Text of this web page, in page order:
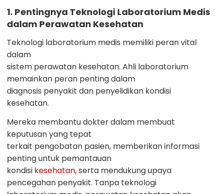
1. Pentingnya Teknologi Laboratorium Medis
dalam Perawatan Kesehatan
Teknologi laboratorium medis memiliki peran vital
dalam
sistem perawatan kesehatan. Ahli laboratorium
memainkan peran penting dalam
diagnosis penyakit dan penyelidikan kondisi
kesehatan.
Mereka membantu dokter dalam membuat
keputusan yang tepat
terkait pengobatan pasien, memberikan informasi
penting untuk pemantauan
kondisi kesehatan, serta mendukung upaya
pencegahan penyakit. Tanpa teknologi